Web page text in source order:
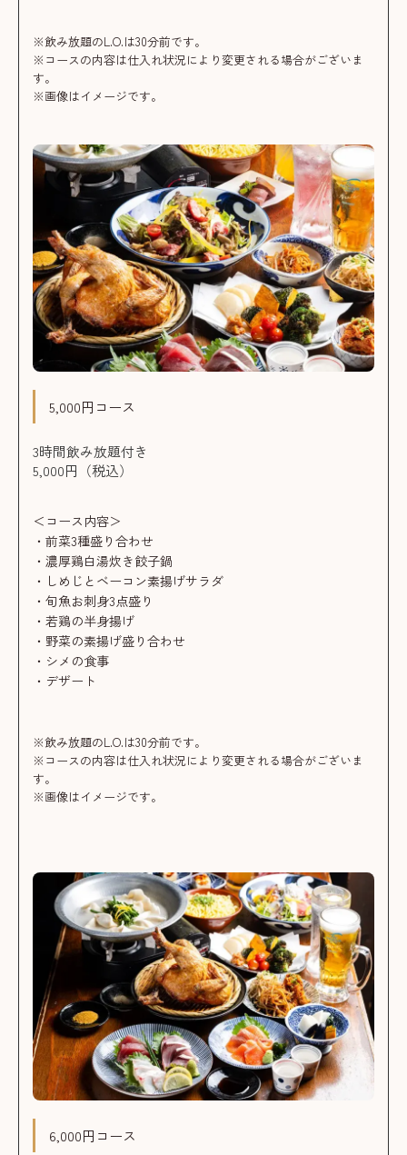
※飲み放題のL.O.は30分前です。
※コースの内容は仕入れ状況により変更される場合がございま
す。
※画像はイメージです。
5,000円コース
3時間飲み放題付き
5,000円（税込）
＜コース内容＞
・前菜3種盛り合わせ
・濃厚鶏白湯炊き餃子鍋
・しめじとベーコン素揚げサラダ
・旬魚お刺身3点盛り
・若鶏の半身揚げ
・野菜の素揚げ盛り合わせ
・シメの食事
・デザート
※飲み放題のL.O.は30分前です。
※コースの内容は仕入れ状況により変更される場合がございま
す。
※画像はイメージです。
6,000円コース